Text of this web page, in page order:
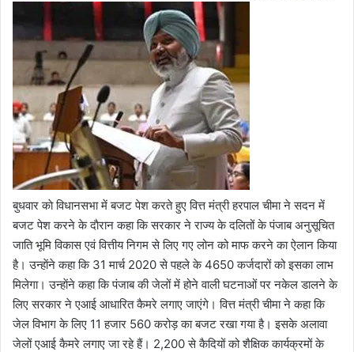
बुधवार काे विधानसभा में बजट पेश करते हुए वित्त मंत्री हरपाल चीमा ने सदन में
बजट पेश करने के दाैरान कहा कि सरकार ने राज्य के दलितों के पंजाब अनुसूचित
जाति भूमि विकास एवं वित्तीय निगम से लिए गए लोन को माफ करने का ऐलान किया
है। उन्हाेंने कहा कि 31 मार्च 2020 से पहले के 4650 कर्जदारों को इसका लाभ
मिलेगा। उन्हाेंने कहा कि पंजाब की जेलों में होने वाली घटनाओं पर नकेल डालने के
लिए सरकार ने एआई आधारित कैमरे लगाए जाएंगे। वित्त मंत्री चीमा ने कहा कि
जेल विभाग के लिए 11 हजार 560 करोड़ का बजट रखा गया है। इसके अलावा
जेलों एआई कैमरे लगाए जा रहे हैं। 2,200 से कैदियों को शैक्षिक कार्यक्रमों के